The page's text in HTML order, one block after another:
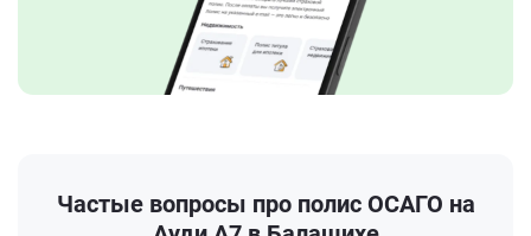
Частые вопросы про полис ОСАГО на